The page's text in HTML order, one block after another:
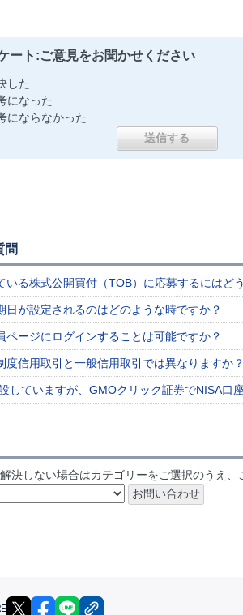
ート:ご意見をお聞かせください
した
になった
にならなかった
問
いる株式公開買付（TOB）に応募するにはど
日が設定されるのはどのような時ですか？
ページにログインすることは可能ですか？
度信用取引と一般信用取引では異なりますか？
していますが、GMOクリック証券でNISA口
決しない場合はカテゴリーをご選択のうえ、
X facebook